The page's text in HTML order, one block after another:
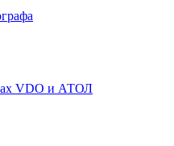
VDO и АТОЛ